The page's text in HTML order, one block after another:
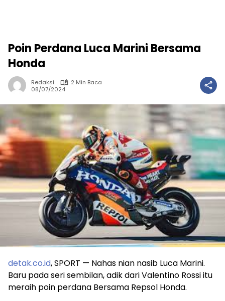
Poin Perdana Luca Marini Bersama
Honda
Redaksi
2 Min Baca
08/07/2024
detak.co.id, SPORT — Nahas nian nasib Luca Marini.
Baru pada seri sembilan, adik dari Valentino Rossi itu
meraih poin perdana Bersama Repsol Honda.